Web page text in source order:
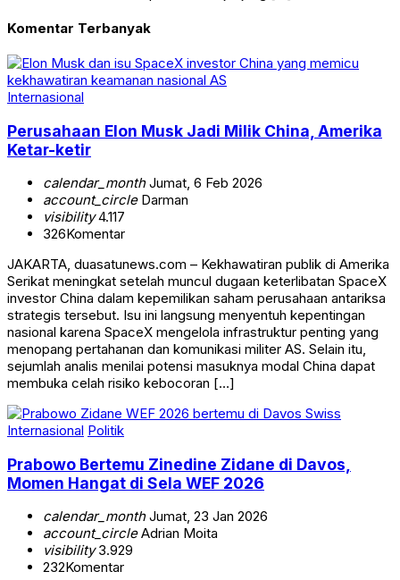
Komentar Terbanyak
Internasional
Perusahaan Elon Musk Jadi Milik China, Amerika
Ketar-ketir
calendar_monthJumat, 6 Feb 2026
account_circleDarman
visibility4.117
326Komentar
JAKARTA, duasatunews.com – Kekhawatiran publik di Amerika
Serikat meningkat setelah muncul dugaan keterlibatan SpaceX
investor China dalam kepemilikan saham perusahaan antariksa
strategis tersebut. Isu ini langsung menyentuh kepentingan
nasional karena SpaceX mengelola infrastruktur penting yang
menopang pertahanan dan komunikasi militer AS. Selain itu,
sejumlah analis menilai potensi masuknya modal China dapat
membuka celah risiko kebocoran […]
Internasional Politik
Prabowo Bertemu Zinedine Zidane di Davos,
Momen Hangat di Sela WEF 2026
calendar_monthJumat, 23 Jan 2026
account_circleAdrian Moita
visibility3.929
232Komentar